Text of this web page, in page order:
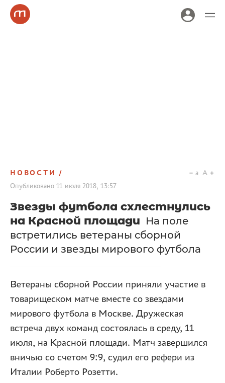
НОВОСТИ
Опубликовано 11 июля 2018, 13:57
a A
Звезды футбола схлестнулись
на Красной площади На поле
встретились ветераны сборной
России и звезды мирового футбола
Ветераны сборной России приняли участие в
товарищеском матче вместе со звездами
мирового футбола в Москве. Дружеская
встреча двух команд состоялась в среду, 11
июля, на Красной площади. Матч завершился
вничью со счетом 9:9, судил его рефери из
Италии Роберто Розетти.